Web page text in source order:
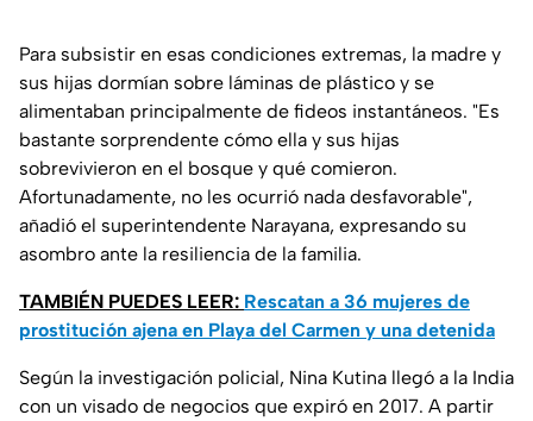
Para subsistir en esas condiciones extremas, la madre y
sus hijas dormían sobre láminas de plástico y se
alimentaban principalmente de fideos instantáneos. "Es
bastante sorprendente cómo ella y sus hijas
sobrevivieron en el bosque y qué comieron.
Afortunadamente, no les ocurrió nada desfavorable",
añadió el superintendente Narayana, expresando su
asombro ante la resiliencia de la familia.
TAMBIÉN PUEDES LEER: Rescatan a 36 mujeres de
prostitución ajena en Playa del Carmen y una detenida
Según la investigación policial, Nina Kutina llegó a la India
con un visado de negocios que expiró en 2017. A partir